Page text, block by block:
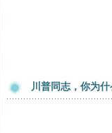
川普同志，你为